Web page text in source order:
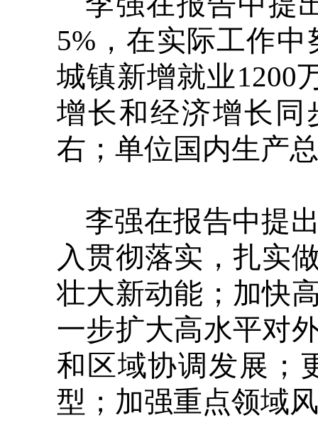
5%，在实际工作
城镇新增就业1200
增长和经济增长同
右；单位国内生产
李强在报告中提
入贯彻落实，扎实
壮大新动能；加快
一步扩大高水平对
和区域协调发展；
型；加强重点领域